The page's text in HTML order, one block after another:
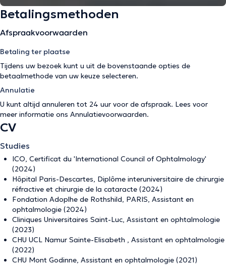
Betalingsmethoden
Afspraakvoorwaarden
Betaling ter plaatse
Tijdens uw bezoek kunt u uit de bovenstaande opties de
betaalmethode van uw keuze selecteren.
Annulatie
U kunt altijd annuleren tot 24 uur voor de afspraak. Lees voor
meer informatie ons Annulatievoorwaarden.
CV
Studies
ICO, Certificat du 'International Council of Ophtalmology'
(2024)
Hôpital Paris-Descartes, Diplôme interuniversitaire de chirurgie
réfractive et chirurgie de la cataracte (2024)
Fondation Adoplhe de Rothshild, PARIS, Assistant en
ophtalmologie (2024)
Cliniques Universitaires Saint-Luc, Assistant en ophtalmologie
(2023)
CHU UCL Namur Sainte-Elisabeth , Assistant en ophtalmologie
(2022)
CHU Mont Godinne, Assistant en ophtalmologie (2021)